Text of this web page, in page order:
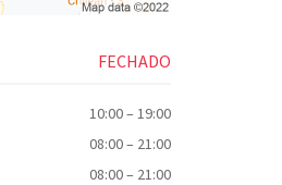
FECHADO
10:00– 19:00
08:00– 21:00
08:00– 21:00